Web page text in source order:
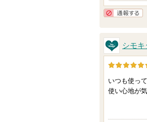
シモキ
いつも使っ
使い心地が